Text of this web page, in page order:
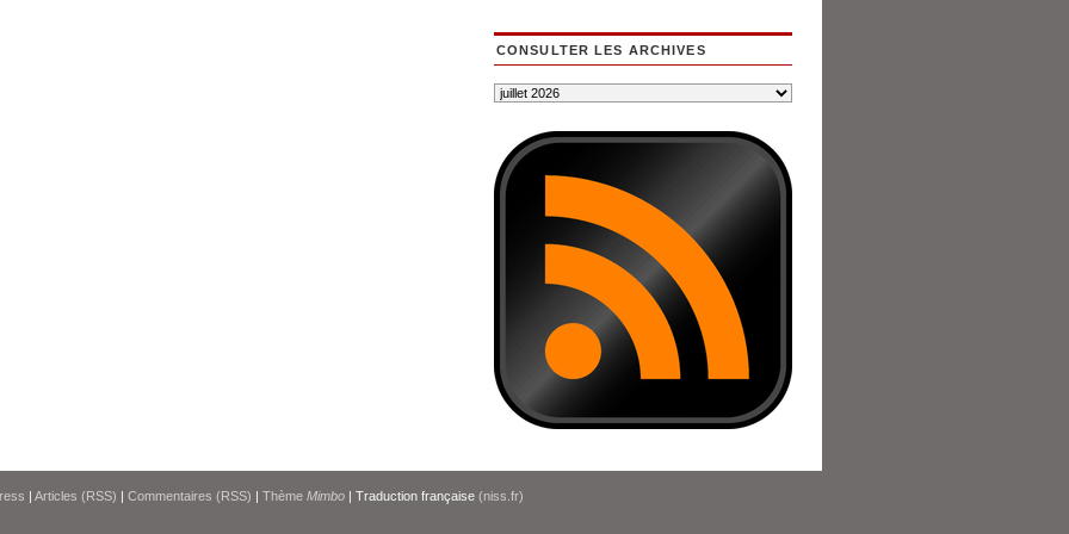
CONSULTER LES ARCHIVES
| Articles (RSS) | Commentaires (RSS) | Thème Mimbo | Traduction française (niss.fr)